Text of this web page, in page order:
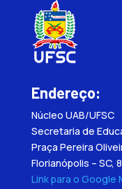
Endereço:
Núcleo UAB/UFSC
Secretaria de
Praça Pereira
Florianópolis – SC,
Link para o Google